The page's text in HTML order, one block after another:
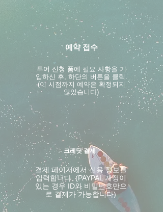
예약 접수
투어 신청 폼에 필요 사항을 기
입하신 후, 하단의 버튼을 클릭.
(이 시점까지 예약은 확정되지
않았습니다)
크레딧 결제
결제 페이지에서 신용 정보를
입력합니다. (PAYPAL 계정이
있는 경우 ID와 비밀번호만으
로 결제가 가능합니다)